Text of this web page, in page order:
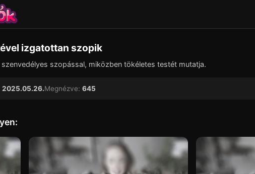
▶
izgatottan szopik
szopással, miközben tökéletes testét mutatja.
2025.05.26.Megnézve: 645